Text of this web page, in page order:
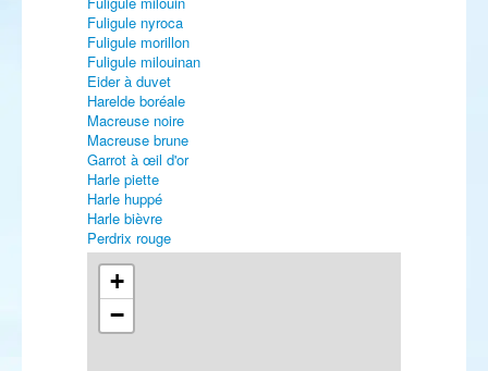
Fuligule nyroca
Fuligule morillon
Fuligule milouinan
Eider à duvet
Harelde boréale
Macreuse noire
Macreuse brune
Garrot à œil d'or
Harle piette
Harle huppé
Harle bièvre
Perdrix rouge
Caille des blés
Faisan de Colchide
Plongeon catmarin
Plongeon arctique
Grèbe castagneux
+
−